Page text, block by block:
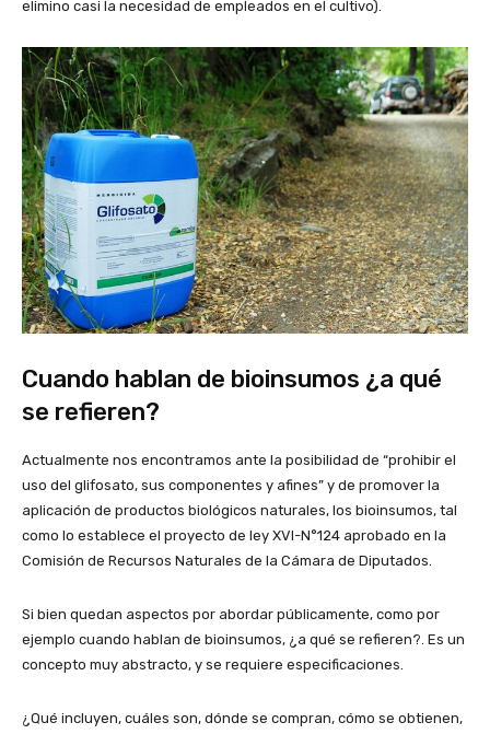
elimino casi la necesidad de empleados en el cultivo).
Cuando hablan de bioinsumos ¿a qué
se refieren?
Actualmente nos encontramos ante la posibilidad de “prohibir el
uso del glifosato, sus componentes y afines” y de promover la
aplicación de productos biológicos naturales, los bioinsumos, tal
como lo establece el proyecto de ley XVI-N°124 aprobado en la
Comisión de Recursos Naturales de la Cámara de Diputados.
Si bien quedan aspectos por abordar públicamente, como por
ejemplo cuando hablan de bioinsumos, ¿a qué se refieren?. Es un
concepto muy abstracto, y se requiere especificaciones.
¿Qué incluyen, cuáles son, dónde se compran, cómo se obtienen,